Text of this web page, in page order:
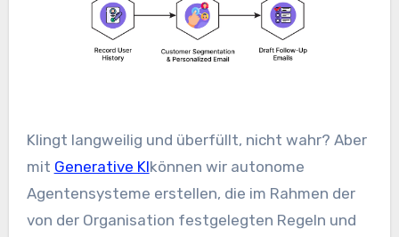
Klingt langweilig und überfüllt, nicht wahr? Aber
mit Generative KIkönnen wir autonome
Agentensysteme erstellen, die im Rahmen der
von der Organisation festgelegten Regeln und